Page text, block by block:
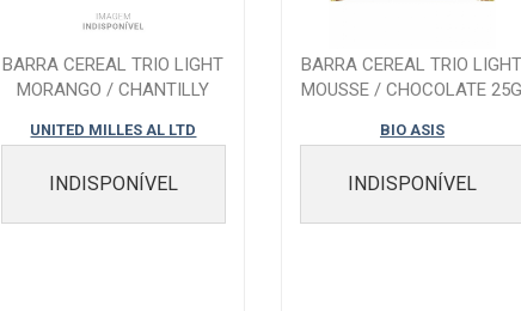
BARRA CEREAL TRIO LIGHT
MORANGO / CHANTILLY
UNITED MILLES AL LTD
INDISPONÍVEL
BARRA CEREAL TRIO LIGHT
MOUSSE / CHOCOLATE 25G
BIO ASIS
INDISPONÍVEL